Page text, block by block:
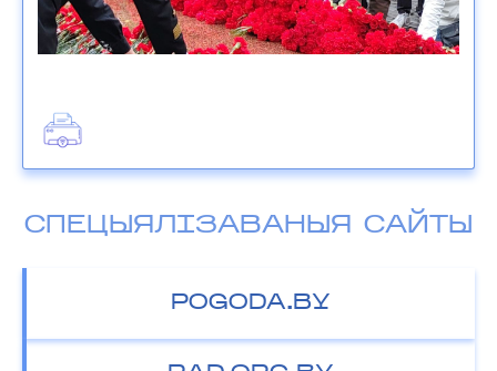
СПЕЦЫЯЛІЗАВАНЫЯ САЙТЫ
POGODA.BY